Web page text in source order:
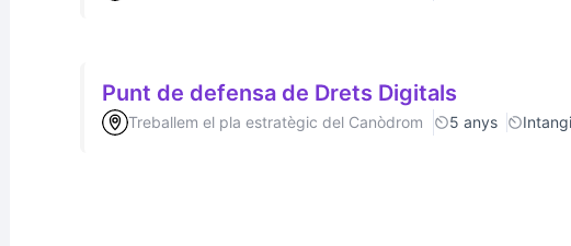
Punt de defensa de Drets Digitals
Treballem el pla estratègic del Canòdrom 5 anys